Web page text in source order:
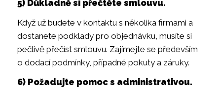
5) Důkladně si přečtěte smlouvu.
Když už budete v kontaktu s několika firmami a
dostanete podklady pro objednávku, musíte si
pečlivě přečíst smlouvu. Zajímejte se především
o dodací podmínky, případné pokuty a záruky.
6) Požadujte pomoc s administrativou.